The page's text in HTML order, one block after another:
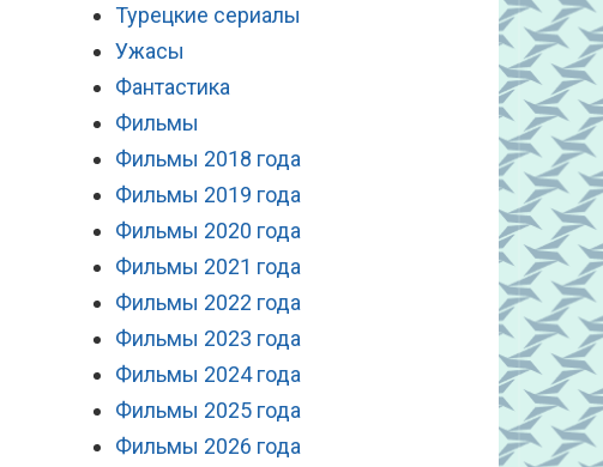
Турецкие сериалы
Ужасы
Фантастика
Фильмы
Фильмы 2018 года
Фильмы 2019 года
Фильмы 2020 года
Фильмы 2021 года
Фильмы 2022 года
Фильмы 2023 года
Фильмы 2024 года
Фильмы 2025 года
Фильмы 2026 года